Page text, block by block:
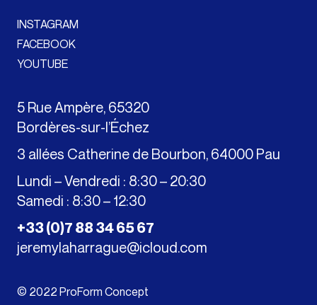
5 Rue Ampère, 65320
Bordères-sur-l’Échez
3 allées Catherine de Bourbon, 64000 Pau
Lundi – Vendredi : 8:30 – 20:30
Samedi : 8:30 – 12:30
+33 (0)7 88 34 65 67
jeremylaharrague@icloud.com
INSTAGRAM
FACEBOOK
YOUTUBE
© 2022 ProForm Concept